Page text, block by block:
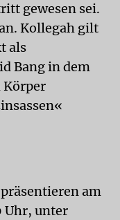
gewesen sei.
Kollegah gilt
als
Bang in dem
Körper
am
Uhr, unter